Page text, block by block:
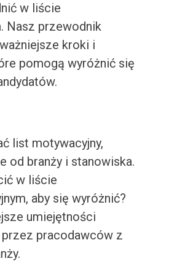
w liście
Nasz przewodnik
kroki i
pomogą wyróżnić się
list motywacyjny,
od branży i stanowiska.
w liście
aby się wyróżnić?
umiejętności
przez pracodawców z